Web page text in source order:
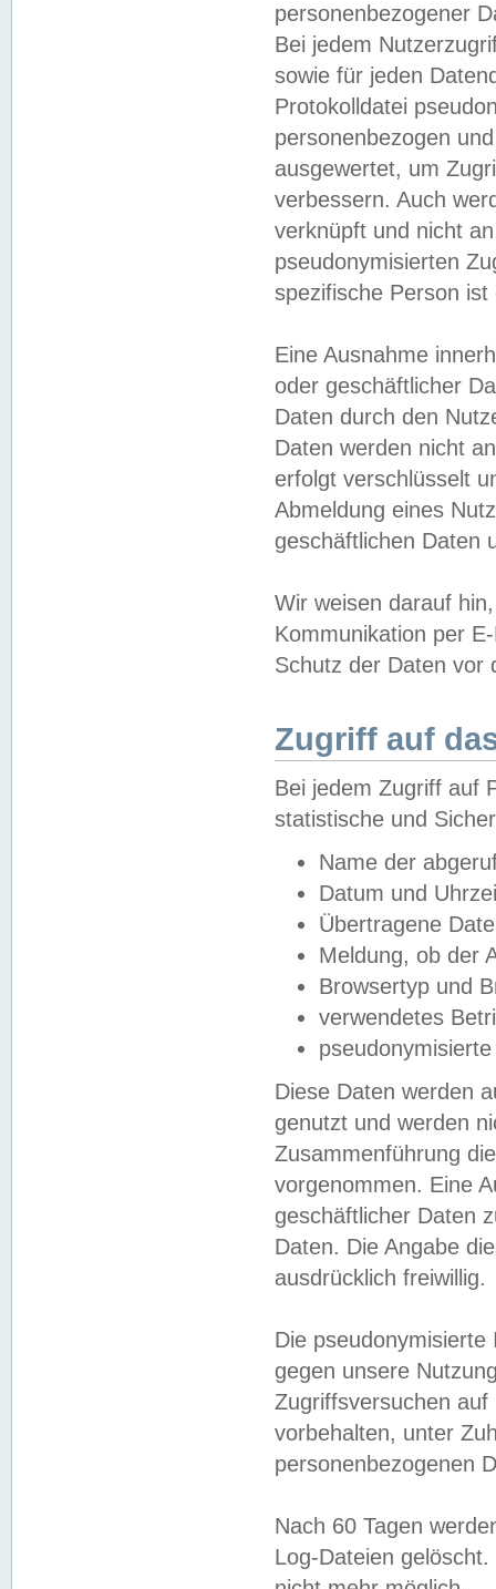
personenbezogener
Bei jedem
sowie für jeden
Protokolldatei
personenbezogen
ausgewertet, um
verbessern. Auch
verknüpft und nicht
pseudonymisierten
spezifische Person
Eine Ausnahme
oder geschäftlicher
Daten durch den
Daten werden nicht
erfolgt verschlüsselt
Abmeldung eines
geschäftlichen Daten
Wir weisen darauf
Kommunikation per
Schutz der Daten vor
Zugriff auf
Bei jedem Zugriff auf
statistische und
Name der
Datum und
Übertragene
Meldung, ob der
Browsertyp und
verwendetes
Diese Daten werden
genutzt und werden
Zusammenführung
vorgenommen. Eine
geschäftlicher Daten
Daten. Die Angabe
ausdrücklich freiwillig.
Die
gegen unsere
Zugriffsversuchen
vorbehalten, unter
personenbezogenen
Nach 60 Tagen
Log-Dateien